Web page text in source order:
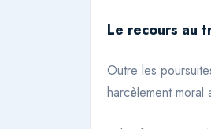
Le recours au
Outre les
harcèlement